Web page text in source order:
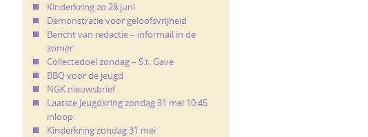
Kinderkring zo 28 juni
Demonstratie voor geloofsvrijheid
Bericht van redactie – informail in de
zomer
Collectedoel zondag – S.t. Gave
BBQ voor de jeugd
NGK nieuwsbrief
Laatste Jeugdkring zondag 31 mei 10:45
inloop
Kinderkring zondag 31 mei